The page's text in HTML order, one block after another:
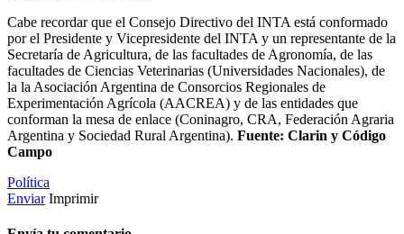
Cabe recordar que el Consejo Directivo del INTA está conformado
por el Presidente y Vicepresidente del INTA y un representante de la
Secretaría de Agricultura, de las facultades de Agronomía, de las
facultades de Ciencias Veterinarias (Universidades Nacionales), de
la la Asociación Argentina de Consorcios Regionales de
Experimentación Agrícola (AACREA) y de las entidades que
conforman la mesa de enlace (Coninagro, CRA, Federación Agraria
Argentina y Sociedad Rural Argentina). Fuente: Clarin y Código
Campo
Política
Enviar Imprimir